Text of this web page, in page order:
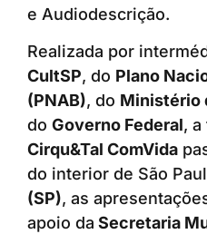
e Audiodescrição.
Realizada por
CultSP, do Plano
(PNAB), do Ministério
do Governo Federal, a
Cirqu&Tal ComVida
do interior de São
(SP), as
apoio da Secretaria